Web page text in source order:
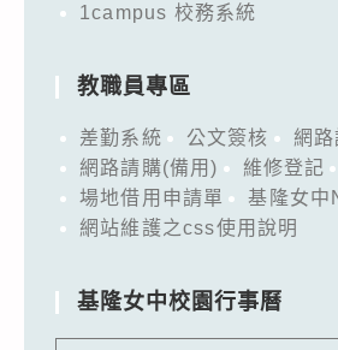
1campus 校務系統
教職員專區
差勤系統 公文簽核
網路
網路請購(備用)
維修登記
場地借用申請單
基隆女
網站維護之css使用說明
基隆女中校園行事曆